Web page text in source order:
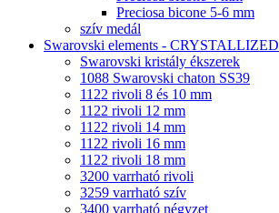
Preciosa bicone 5-6 mm
szív medál
Swarovski elements - CRYSTALLIZED
Swarovski kristály ékszerek
1088 Swarovski chaton SS39
1122 rivoli 8 és 10 mm
1122 rivoli 12 mm
1122 rivoli 14 mm
1122 rivoli 16 mm
1122 rivoli 18 mm
3200 varrható rivoli
3259 varrható szív
3400 varrható négyzet